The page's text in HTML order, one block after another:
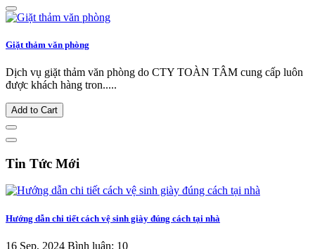
Giặt thảm văn phòng
Dịch vụ giặt thảm văn phòng do CTY TOÀN TÂM cung cấp luôn
được khách hàng tron.....
Add to Cart
Tin Tức Mới
Hướng dẫn chi tiết cách vệ sinh giày đúng cách tại nhà
16 Sep, 2024 Bình luận: 10